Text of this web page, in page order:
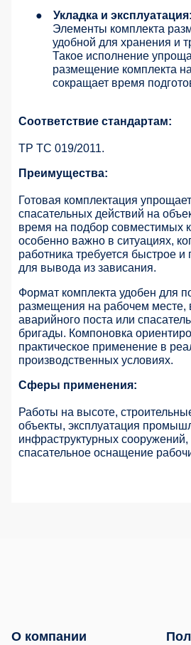
●
Укладка и эксплуатация:
Элементы комплекта
удобной для хранения и
Такое исполнение
размещение комплекта
сокращает время
Соответствие стандартам:
ТР ТС 019/2011.
Преимущества:
Готовая комплектация
спасательных действий на
время на подбор совместимых
особенно важно в ситуациях,
работника требуется быстрое
для вывода из зависания.
Формат комплекта удобен для
размещения на рабочем месте,
аварийного поста или
бригады. Компоновка
практическое применение в
производственных условиях.
Сферы применения:
Работы на высоте,
объекты, эксплуатация
инфраструктурных
спасательное оснащение
О компании